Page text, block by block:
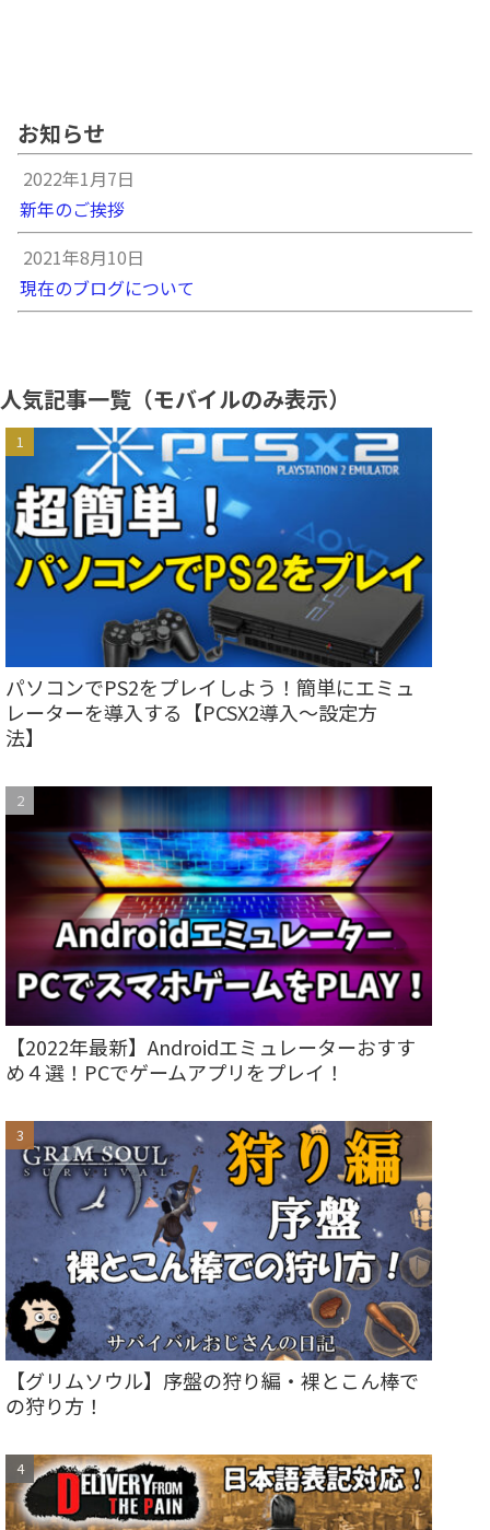
お知らせ
2022年1月7日
新年のご挨拶
2021年8月10日
現在のブログについて
人気記事一覧（モバイルのみ表示）
パソコンでPS2をプレイしよう！簡単にエミュ
レーターを導入する【PCSX2導入～設定方
法】
【2022年最新】Androidエミュレーターおすす
め４選！PCでゲームアプリをプレイ！
【グリムソウル】序盤の狩り編・裸とこん棒で
の狩り方！